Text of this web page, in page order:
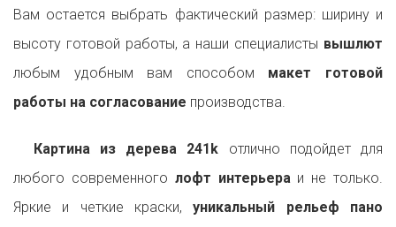
Вам остается выбрать фактический размер: ширину и
высоту готовой работы, а наши специалисты вышлют
любым удобным вам способом макет готовой
работы на согласование производства.
Картина из дерева 241k отлично подойдет для
любого современного лофт интерьераи не только.
Яркие и четкие краски,уникальный рельеф пано